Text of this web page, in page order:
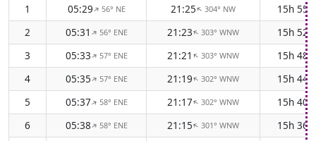
1
05:29↑ 56° NE 21:25↑304° NW
15h
2
05:31↑ 56° ENE 21:23↑303° WNW
15h
3
05:33↑ 57° ENE 21:21↑303° WNW
15h
4
05:35↑ 57° ENE 21:19↑302° WNW
15h
5
05:37↑ 58° ENE 21:17↑302° WNW
15h
6
05:38↑ 58° ENE 21:15↑301° WNW
15h